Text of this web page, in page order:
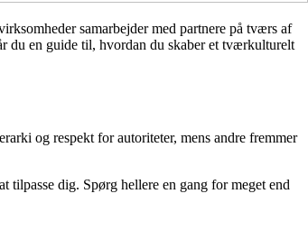
samarbejder med partnere på tværs af
du en guide til, hvordan du skaber et tværkulturelt
og respekt for autoriteter, mens andre fremmer
dig. Spørg hellere en gang for meget end